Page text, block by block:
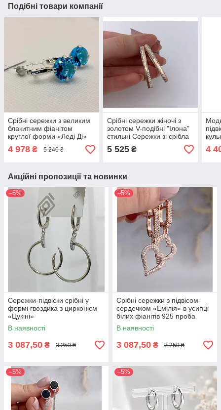
Подібні товари компанії
Срібні сережки з великим
блакитним фіанітом
круглої форми «Леді Ді»
4 978 ₴ 5 240 ₴
Срібні сережки жіночі з
золотом V-подібні "Ілона"
стильні Сережки зі срібла
5 525₴ 4
Акційні пропозиції та новинки
–5%
Сережки-підвіски срібні у
формі гвоздика з цирконієм
«Цукіні»
В наявності
3 087,50 ₴ 3 250 ₴
–5%
Срібні сережки з підвісом-
сердечком «Емілія» в усипці
білих фіанітів 925 проба
В наявності
3 087,50 ₴ 3 250 ₴
–5% –5%